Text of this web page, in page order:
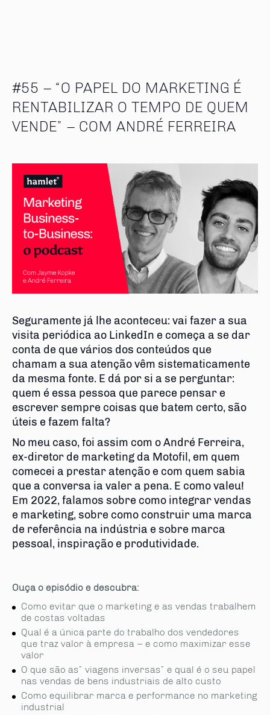
#55 – “O PAPEL DO MARKETING É
RENTABILIZAR O TEMPO DE QUEM
VENDE” – COM ANDRÉ FERREIRA
Seguramente já lhe aconteceu: vai fazer a sua
visita periódica ao LinkedIn e começa a se dar
conta de que vários dos conteúdos que
chamam a sua atenção vêm sistematicamente
da mesma fonte. E dá por si a se perguntar:
quem é essa pessoa que parece pensar e
escrever sempre coisas que batem certo, são
úteis e fazem falta?
No meu caso, foi assim com o André Ferreira,
ex-diretor de marketing da Motofil, em quem
comecei a prestar atenção e com quem sabia
que a conversa ia valer a pena. E como valeu!
Em 2022, falamos sobre como integrar vendas
e marketing, sobre como construir uma marca
de referência na indústria e sobre marca
pessoal, inspiração e produtividade.
Ouça o episódio e descubra:
Como evitar que o marketing e as vendas trabalhem
de costas voltadas
Qual é a única parte do traba­lho dos vendedores
que traz va­lor à empresa – e como maximizar esse
valor
O que são as” viagens inversas” e qual é o seu papel
nas vendas de bens industriais de alto custo
Como equilibrar marca e perfor­mance no marketing
indus­trial